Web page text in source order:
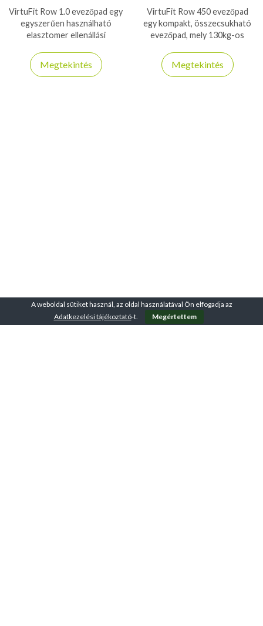
VirtuFit Row 1.0 evezőpad egy
egyszerűen használható
elasztomer ellenállási
evezőpad 115kg-os
teherbírással.
Megtekintés
VirtuFit Row 450 evezőpad
egy kompakt, összecsukható
evezőpad, mely 130kg-os
otthoni használatra ajánlott
modell!
Megtekintés
A weboldal sütiket használ, az oldal használatával Ön elfogadja az
Adatkezelési tájékoztató-t. Megértettem